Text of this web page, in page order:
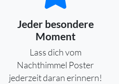
Jeder besondere
Moment
Lass dich vom
Nachthimmel Poster
jederzeit daran erinnern!